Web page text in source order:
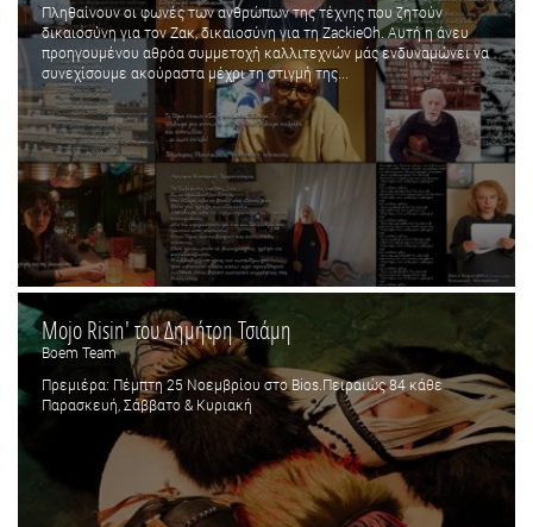
Πληθαίνουν οι φωνές των ανθρώπων της τέχνης που ζητούν
δικαιοσύνη για τον Ζακ, δικαιοσύνη για τη ZackieOh. Αυτή η άνευ
προηγουμένου αθρόα συμμετοχή καλλιτεχνών μάς ενδυναμώνει να
συνεχίσουμε ακούραστα μέχρι τη στιγμή της...
Mojo Risin' του Δημήτρη Τσιάμη
Boem Team
Πρεμιέρα: Πέμπτη 25 Νοεμβρίου στο Bios.Πειραιώς 84 κάθε
Παρασκευή, Σάββατο & Κυριακή